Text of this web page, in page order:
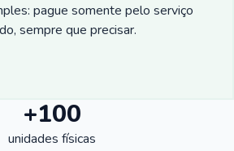
pague somente pelo serviço
sempre que precisar.
+100
unidades físicas